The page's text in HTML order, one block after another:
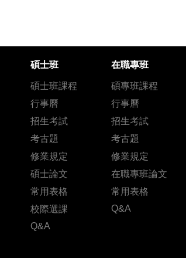
碩士班
碩士班課程
行事曆
招生考試
考古題
修業規定
碩士論文
常用表格
校際選課
Q&A
在職專班
碩專班課程
行事曆
招生考試
考古題
修業規定
在職專班論文
常用表格
Q&A